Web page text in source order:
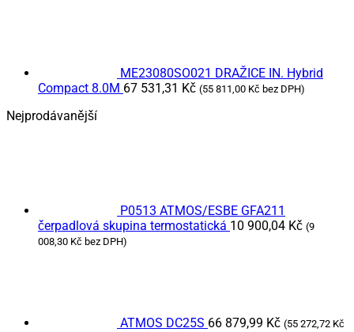
ME23080SO021 DRAŽICE IN. Hybrid
Compact 8.0M 67 531,31 Kč (55 811,00 Kč bez DPH)
Nejprodávanější
P0513 ATMOS/ESBE GFA211
čerpadlová skupina termostatická 10 900,04 Kč (9
008,30 Kč bez DPH)
ATMOS DC25S 66 879,99 Kč (55 272,72 Kč